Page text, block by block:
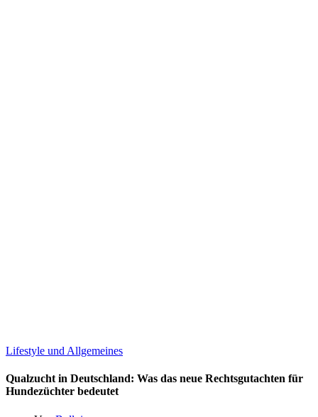
Lifestyle und Allgemeines
Qualzucht in Deutschland: Was das neue Rechtsgutachten für
Hundezüchter bedeutet